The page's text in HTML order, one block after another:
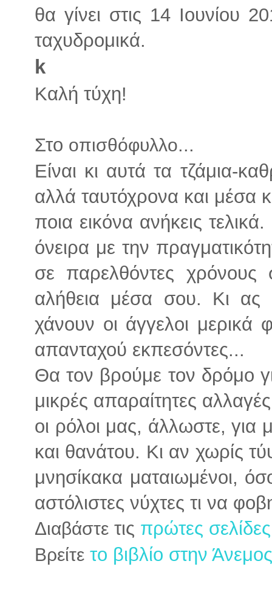
θα γίνει στις 14 Ιουνίου
ταχυδρομικά.
k
Καλή τύχη!
Στο οπισθόφυλλο...
Είναι κι αυτά τα τζάμια-
αλλά ταυτόχρονα και μέσα
ποια εικόνα ανήκεις
όνειρα με την
σε παρελθόντες χρόνους
αλήθεια μέσα σου. Κι ας
χάνουν οι άγγελοι μερικά
απανταχού εκπεσόντες...
Θα τον βρούμε τον δρόμο
μικρές απαραίτητες
οι ρόλοι μας, άλλωστε,
και θανάτου. Κι αν χωρίς
μνησίκακα ματαιωμένοι,
αστόλιστες νύχτες τι να
Διαβάστε τις πρώτες σελίδες
Βρείτε το βιβλίο στην